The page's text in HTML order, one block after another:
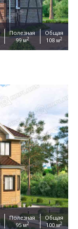
Полезная
99 м2
Общая
108 м2
Полезная
95 м2
Общая
100 м2